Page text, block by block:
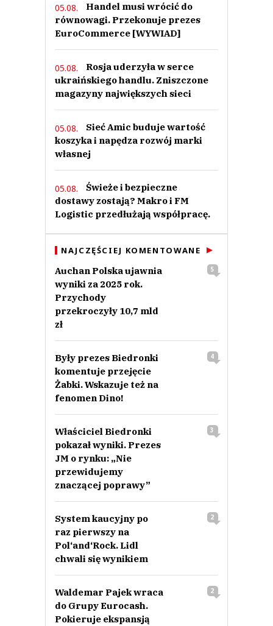
05.08.
Handel musi wrócić do
równowagi. Przekonuje prezes
EuroCommerce [WYWIAD]
05.08.
Rosja uderzyła w serce
ukraińskiego handlu. Zniszczone
magazyny największych sieci
05.08.
Sieć Amic buduje wartość
koszyka i napędza rozwój marki
własnej
05.08.
Świeże i bezpieczne
dostawy zostają? Makro i FM
Logistic przedłużają współpracę.
NAJCZĘŚCIEJ KOMENTOWANE
Auchan Polska ujawnia
wyniki za 2025 rok.
Przychody
przekroczyły 10,7 mld
zł
5
Były prezes Biedronki
komentuje przejęcie
Żabki. Wskazuje też na
fenomen Dino!
4
Właściciel Biedronki
pokazał wyniki. Prezes
JM o rynku: „Nie
przewidujemy
znaczącej poprawy”
3
System kaucyjny po
raz pierwszy na
Pol‘and‘Rock. Lidl
chwali się wynikiem
2
Waldemar Pajek wraca
do Grupy Eurocash.
Pokieruje ekspansją
2